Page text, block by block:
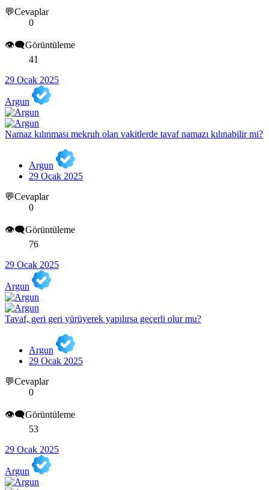
💬Cevaplar
0
👁️‍🗨️Görüntüleme
41
29 Ocak 2025
Argun
Namaz kılınması mekruh olan vakitlerde tavaf namazı kılınabilir mi?
Argun
29 Ocak 2025
💬Cevaplar
0
👁️‍🗨️Görüntüleme
76
29 Ocak 2025
Argun
Tavaf, geri geri yürüyerek yapılırsa geçerli olur mu?
Argun
29 Ocak 2025
💬Cevaplar
0
👁️‍🗨️Görüntüleme
53
29 Ocak 2025
Argun